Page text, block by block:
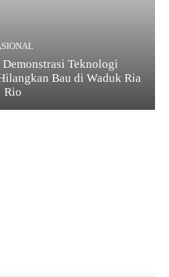
Teknologi
Bau di Waduk Ria
Rio